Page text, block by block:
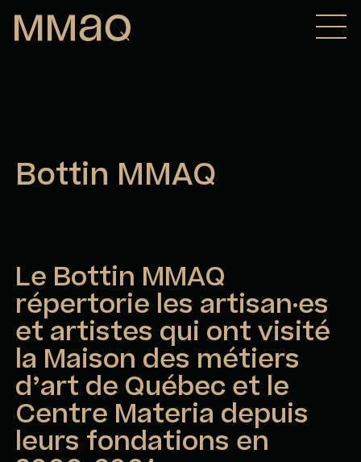
Aller au contenu
Maison des métiers d&#039;art de Québec
Bottin MMAQ
Le Bottin MMAQ
répertorie les artisan·es
et artistes qui ont visité
la Maison des métiers
d’art de Québec et le
Centre Materia depuis
leurs fondations en